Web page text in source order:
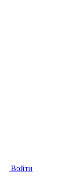
Войти